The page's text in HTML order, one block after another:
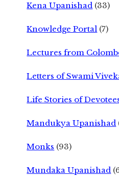
Kena Upanishad (33)
Knowledge Portal (7)
Lectures from
Letters of Swami
Life Stories of
Mandukya Upanishad
Monks (93)
Mundaka Upanishad